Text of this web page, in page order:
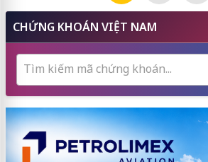
CHỨNG KHOÁN VIỆT NAM
Tìm kiếm mã chứng khoán...